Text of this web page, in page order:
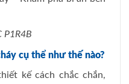
P1R4B
cụ thể như thế nào?
kế cách chắc chắn,